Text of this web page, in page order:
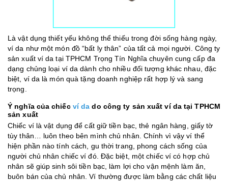
Là vật dụng thiết yếu không thể thiếu trong đời sống hàng ngày,
ví da như một món đồ “bất ly thân” của tất cả mọi người. Công ty
sản xuất ví da tại TPHCM Trọng Tín Nghĩa chuyên cung cấp đa
dạng chủng loại ví da dành cho nhiều đối tượng khác nhau, đặc
biệt, ví da là món quà tặng doanh nghiệp rất hợp lý và sang
trọng.
Ý nghĩa của chiếc ví da do công ty sản xuất ví da tại TPHCM
sản xuất
Chiếc ví là vật dụng để cất giữ tiền bạc, thẻ ngân hàng, giấy tờ
tùy thân… luôn theo bên mình chủ nhân. Chính vì vậy ví thể
hiện phần nào tính cách, gu thời trang, phong cách sống của
người chủ nhân chiếc ví đó. Đặc biệt, một chiếc ví có hợp chủ
nhân sẽ giúp sinh sôi tiền bạc, làm lợi cho vận mệnh làm ăn,
buôn bán của chủ nhân. Ví thường được làm bằng các chất liệu